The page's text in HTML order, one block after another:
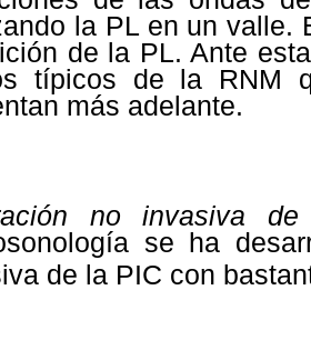
la PL en un valle.
de la PL. Ante
típicos de la RNM
más adelante.
no invasiva
se ha
de la PIC con